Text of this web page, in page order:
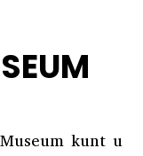
kunt u